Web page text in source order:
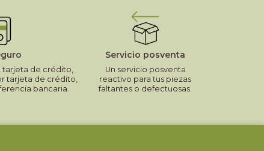
tarjeta de crédito,
tarjeta de crédito,
bancaria.
Servicio posventa
Un servicio posventa
reactivo para tus piezas
faltantes o defectuosas.